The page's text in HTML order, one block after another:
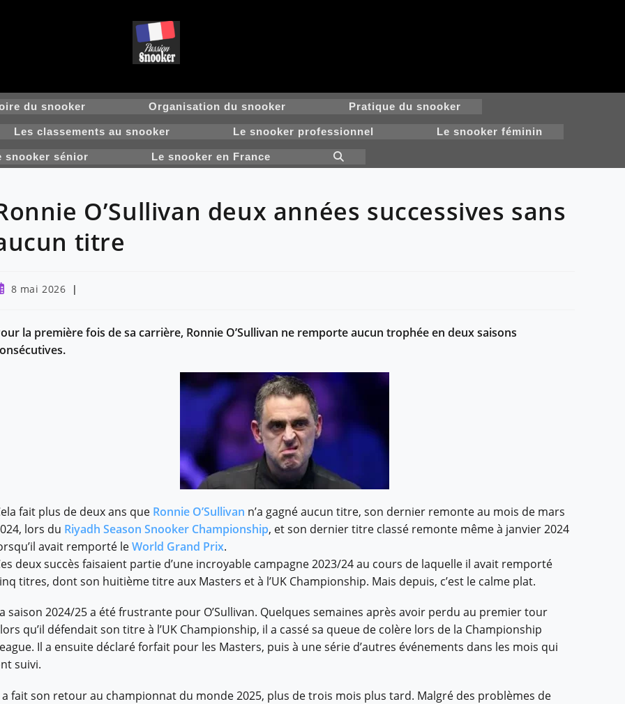
du snooker Organisation du snooker Pratique du snooker
Les classements au snooker Le snooker professionnel Le snooker féminin
snooker sénior Le snooker en France
Toggle
O’Sullivan deux années successives sans
titre
8 mai 2026
la première fois de sa carrière, Ronnie O’Sullivan ne remporte aucun trophée en deux saisons
fait plus de deux ans que Ronnie O’Sullivan n’a gagné aucun titre, son dernier remonte au mois de mars
lors du Riyadh Season Snooker Championship, et son dernier titre classé remonte même à janvier 2024
avait remporté leWorld Grand Prix.
deux succès faisaient partie d’une incroyable campagne 2023/24 au cours de laquelle il avait remporté
titres, dont son huitième titre aux Masters et à l’UK Championship. Mais depuis, c’est le calme plat.
saison 2024/25 a été frustrante pour O’Sullivan. Quelques semaines après avoir perdu au premier tour
qu’il défendait son titre à l’UK Championship, il a cassé sa queue de colère lors de la Championship
Il a ensuite déclaré forfait pour les Masters, puis à une série d’autres événements dans les mois qui
suivi.
a fait son retour au championnat du monde 2025, plus de trois mois plus tard. Malgré des problèmes de